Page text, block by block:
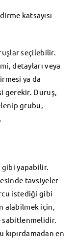
katsayısı
seçilebilir.
detayları veya
ya da
gerekir. Duruş,
grubu,
gibi yapabilir.
tavsiyeler
istediği gibi
alabilmek için,
en